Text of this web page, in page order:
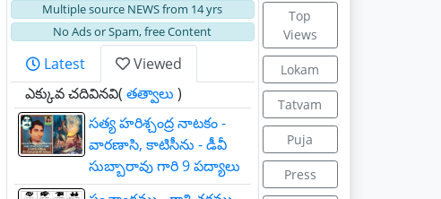
Multiple source NEWS from 14 yrs
No Ads or Spam, free Content
Latest
Viewed
ఎక్కువ చదివినవి( తత్వాలు )
సత్య హరిశ్చంద్ర నాటకం -
వారణాసి, కాటిసీను - డీవీ
సుబ్బారావు గారి 9 పద్యాలు
Top
Views
Lokam
Tatvam
Puja
Press